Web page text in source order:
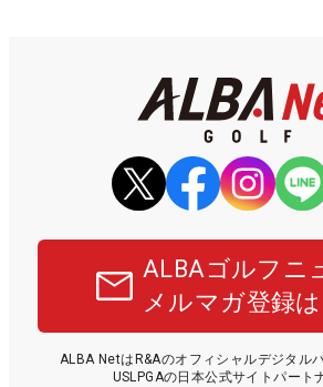
ALBAゴルフニ
メルマガ登録
ALBA NetはR&Aのオフィシャルデジタル
USLPGAの日本公式サイトパート